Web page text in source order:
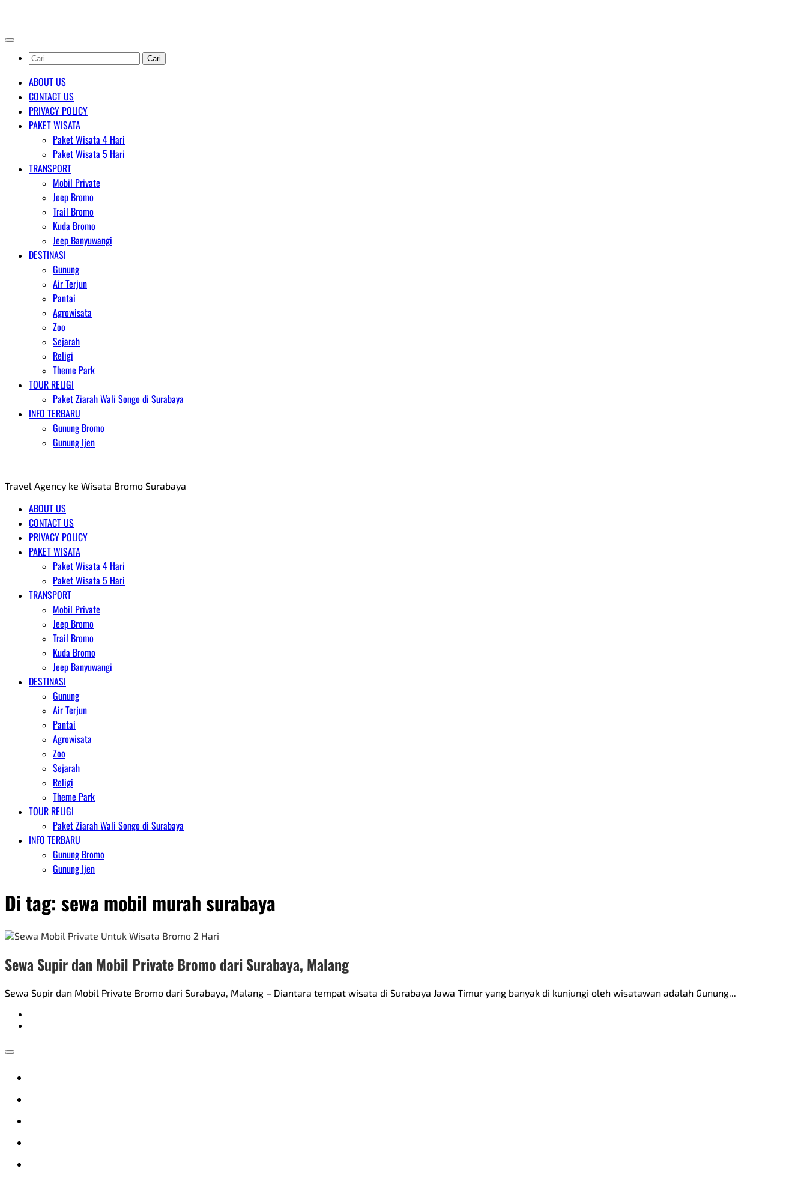
content
Cari
untuk:
ABOUT US
CONTACT US
PRIVACY POLICY
PAKET WISATA
Paket Wisata 4 Hari
Paket Wisata 5 Hari
TRANSPORT
Mobil Private
Jeep Bromo
Trail Bromo
Kuda Bromo
Jeep Banyuwangi
DESTINASI
Gunung
Air Terjun
Pantai
Agrowisata
Zoo
Sejarah
Religi
Theme Park
TOUR RELIGI
Paket Ziarah Wali Songo di Surabaya
INFO TERBARU
Gunung Bromo
Gunung Ijen
Travel Agency ke Wisata Bromo Surabaya
ABOUT US
CONTACT US
PRIVACY POLICY
PAKET WISATA
Paket Wisata 4 Hari
Paket Wisata 5 Hari
TRANSPORT
Mobil Private
Jeep Bromo
Trail Bromo
Kuda Bromo
Jeep Banyuwangi
DESTINASI
Gunung
Air Terjun
Pantai
Agrowisata
Zoo
Sejarah
Religi
Theme Park
TOUR RELIGI
Paket Ziarah Wali Songo di Surabaya
INFO TERBARU
Gunung Bromo
Gunung Ijen
Di tag: sewa mobil murah surabaya
Sewa Supir dan Mobil Private Bromo dari Surabaya, Malang
Sewa Supir dan Mobil Private Bromo dari Surabaya, Malang – Diantara tempat wisata di Surabaya Jawa Timur yang banyak di kunjungi oleh wisatawan adalah Gunung...